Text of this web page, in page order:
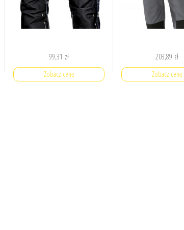
99,31 zł
Zobacz cenę
203,89 zł
Zobacz cenę